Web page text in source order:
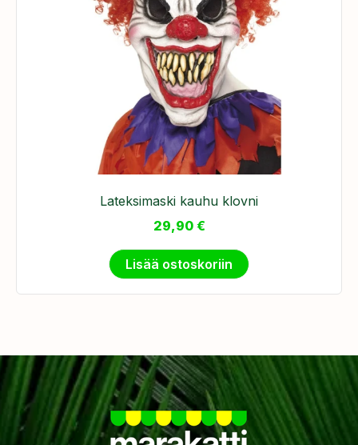
Lateksimaski kauhu klovni
29,90 €
Lisää ostoskoriin